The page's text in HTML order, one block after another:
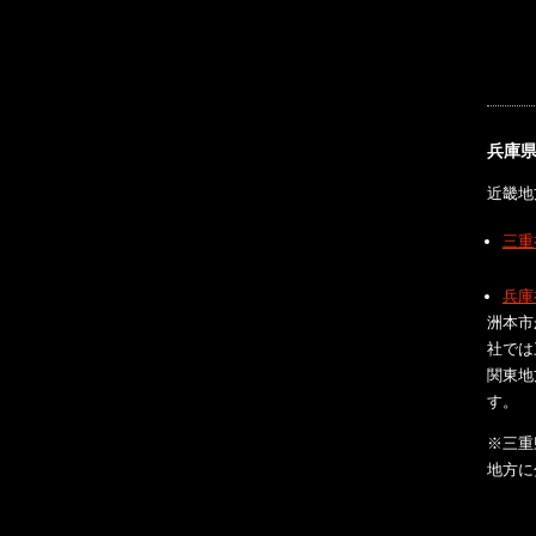
兵庫
近畿
三
兵
洲本
社で
関東
す。
※三重
地方